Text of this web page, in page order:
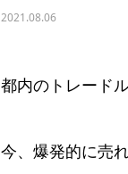
2021.08.06
都内のトレード
今、爆発的に売